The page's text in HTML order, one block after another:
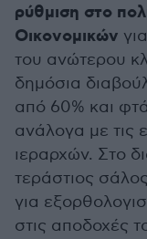
ρύθμιση στο
Οικονομικών
του ανώτερου
δημόσια
από 60% και
ανάλογα με τις
ιεραρχών. Στο
τεράστιος
για
στις αποδοχές